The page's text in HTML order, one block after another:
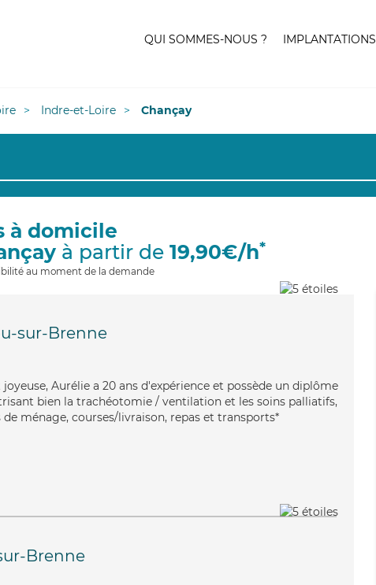
QUI SOMMES-NOUS ? IMPLANTATIONS
Indre-et-Loire Chançay
à domicile
à partir de 19,90€/h*
au moment de la demande
sur-Brenne
Aurélie a 20 ans d'expérience et possède un diplôme
bien la trachéotomie / ventilation et les soins palliatifs,
ménage, courses/livraison, repas et transports*
Brenne